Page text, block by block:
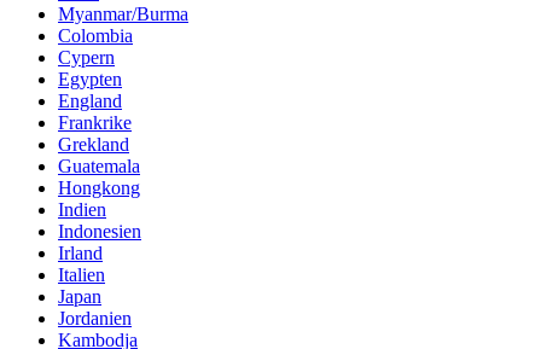
Myanmar/Burma
Colombia
Cypern
Egypten
England
Frankrike
Grekland
Guatemala
Hongkong
Indien
Indonesien
Irland
Italien
Japan
Jordanien
Kambodja